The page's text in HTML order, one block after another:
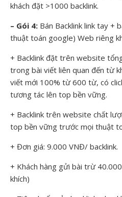
khách đặt >1000 backlink.
– Gói 4: Bán Backlink link tay +
thuật toán google) Web riêng
+ Backlink đặt trên website
trong bài viết liên quan đến từ
viết mới 100% từ 600 từ, có
tương tác lên top bền vững.
+ Backlink trên website chất
top bền vững trước mọi thuật
+ Đơn giá: 9.000 VNĐ/ backlink.
+ Khách hàng gửi bài trừ
khích)